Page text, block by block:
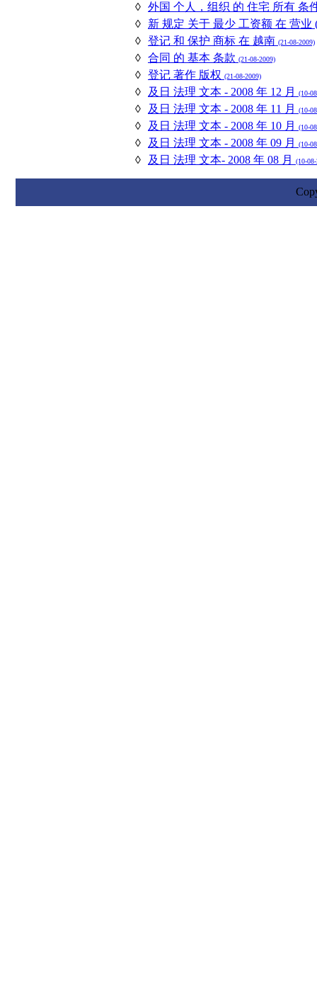
◊ 外国 个人，组织 的 住宅 所有 条
◊
新 规定 关于 最少 工资额 在 营业
◊ 登记 和 保护 商标 在 越南 (21-08-2009)
◊ 合同 的 基本 条款 (21-08-2009)
◊ 登记 著作 版权 (21-08-2009)
◊ 及日 法理 文本 - 2008 年 12 月 (10-
◊ 及日 法理 文本 - 2008 年 11 月 (10-
◊ 及日 法理 文本 - 2008 年 10 月 (10-
◊ 及日 法理 文本 - 2008 年 09 月 (10-
◊ 及日 法理 文本- 2008 年 08 月 (10-